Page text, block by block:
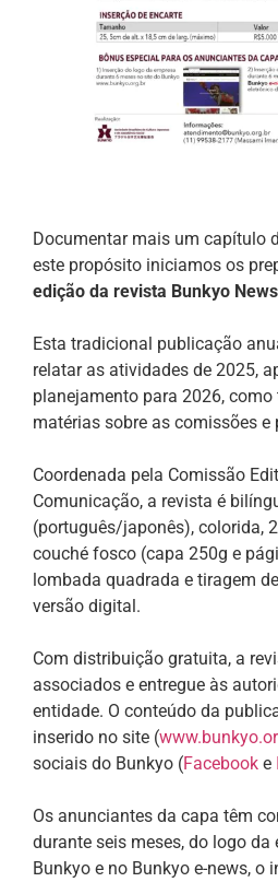
Documentar mais um capítulo
este propósito iniciamos os
edição da revista Bunkyo
Esta tradicional publicação
relatar as atividades de 2025,
planejamento para 2026,
matérias sobre as comissões e
Coordenada pela Comissão
Comunicação, a revista é
(português/japonês), colorida,
couché fosco (capa 250g e
lombada quadrada e tiragem
versão digital.
Com distribuição gratuita, a
associados e entregue às
entidade. O conteúdo da
inserido no site (
sociais do Bunkyo (Facebook e
Os anunciantes da capa têm
durante seis meses, do logo da
Bunkyo e no Bunkyo e-news, o